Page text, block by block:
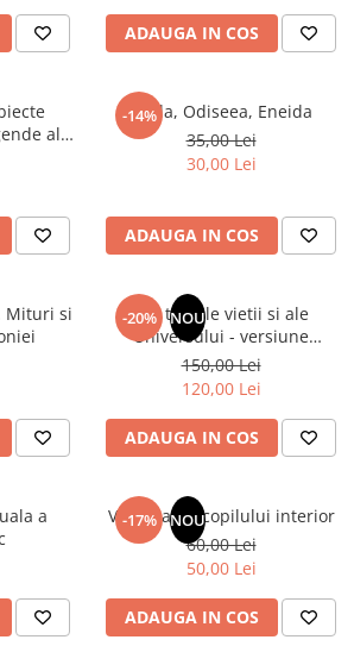
ADAUGA IN COS
-14%
Iliada, Odiseea, Eneida
35,00 Lei
30,00 Lei
ADAUGA IN COS
Mituri si
-20% NOU
Din tainele vietii si ale
Universului - versiune
originala din 1939. Volumele I-
III. Cutie de colectie -Scarlat
Demetrescu
150,00 Lei
120,00 Lei
ADAUGA IN COS
a
-17% NOU
Vindecarea copilului interior
60,00 Lei
50,00 Lei
ADAUGA IN COS